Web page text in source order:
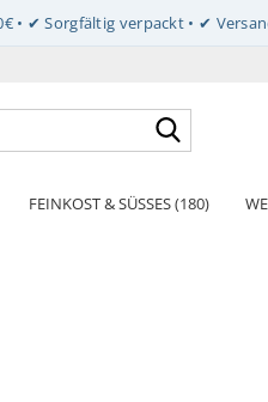
FEINKOST & SÜSSES (180)